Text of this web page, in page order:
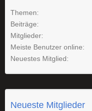
Themen
Beiträge
Mitglieder
Meiste Benutzer online
Neuestes Mitglied
Neueste Mitglieder